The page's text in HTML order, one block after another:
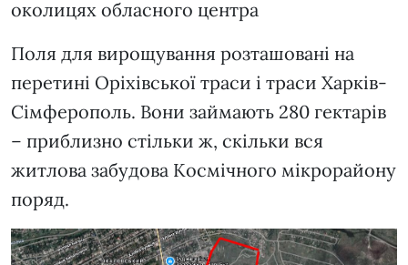
околицях обласного центра
Поля для вирощування розташовані на
перетині Оріхівської траси і траси Харків-
Сімферополь. Вони займають 280 гектарів
– приблизно стільки ж, скільки вся
житлова забудова Космічного мікрорайону
поряд.